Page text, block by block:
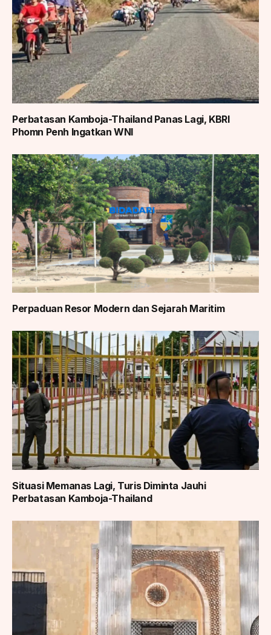
Perbatasan Kamboja-Thailand Panas Lagi, KBRI
Phomn Penh Ingatkan WNI
Perpaduan Resor Modern dan Sejarah Maritim
Situasi Memanas Lagi, Turis Diminta Jauhi
Perbatasan Kamboja-Thailand